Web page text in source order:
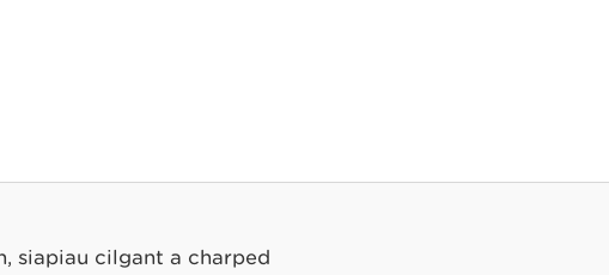
siapiau cilgant a charped